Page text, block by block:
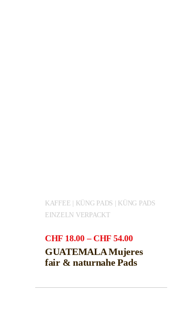
KAFFEE | KÜNG PADS | KÜNG PADS
EINZELN VERPACKT
CHF 18.00 – CHF 54.00Preisspanne:
CHF18.00
bis
CHF54.00
GUATEMALA Mujeres
fair & naturnahe Pads